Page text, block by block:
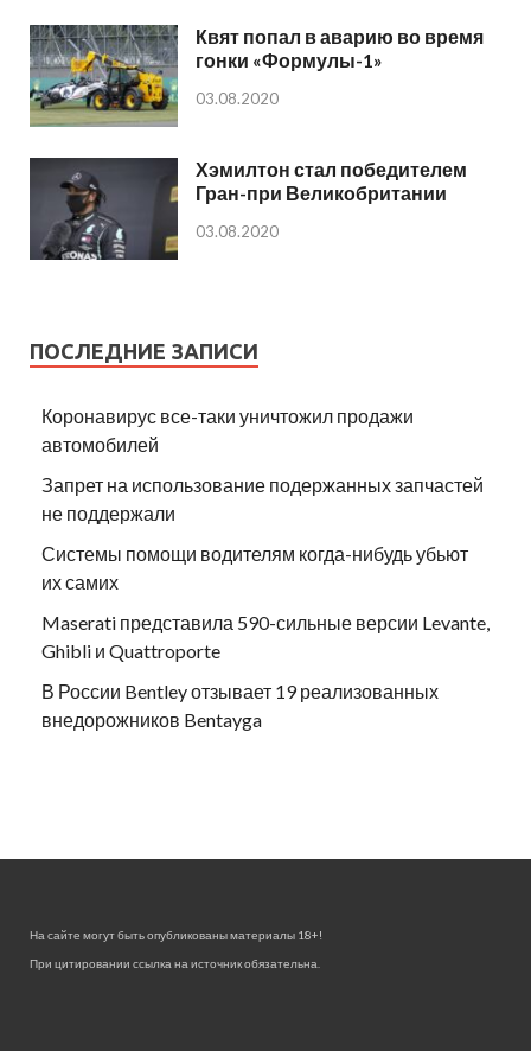
Квят попал в аварию во время
гонки «Формулы-1»
03.08.2020
Хэмилтон стал победителем
Гран-при Великобритании
03.08.2020
ПОСЛЕДНИЕ ЗАПИСИ
Коронавирус все-таки уничтожил продажи
автомобилей
Запрет на использование подержанных запчастей
не поддержали
Системы помощи водителям когда-нибудь убьют
их самих
Maserati представила 590-сильные версии Levante,
Ghibli и Quattroporte
В России Bentley отзывает 19 реализованных
внедорожников Bentayga
На сайте могут быть опубликованы материалы 18+!
При цитировании ссылка на источник обязательна.